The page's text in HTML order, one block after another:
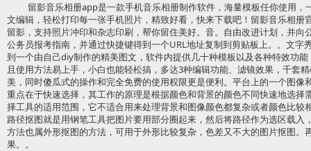
留影音乐相册app是一款手机音乐相册制作软件，海量模板任你使用
文编辑，轻松打印每一张手机照片，精致好看，快来下载吧！留影音乐相册
留影，支持照片冲印和杂志印刷，帮你留住美好。音。自由改进计划，并向
公务员报考指南，并通过快捷键得到一个URL地址复制到剪贴板上。。文字
到一个由自己diy制作的精美图文，软件内提供几十种模板以及各种特效功
且使用方法易上手，小白也能轻松搞，多达3种编辑功能、滤镜效果，千套
美，同时傻瓜式的操作和完全免费的使用权限更是便利。平台上的一个图像
重点在于快速选择，其工作的原理是根据颜色和背景的颜色不同快速地选择
择工具的适用范围，它不适合用来处理背景和图像颜色都复杂或者颜色比较
路径抠图就是用钢笔工具把图片要用部分圈起来，然后将路径作为选区载入
方法也属外形抠图的方法，可用于外形比较复杂，色差又不大的图片抠图。
果。。